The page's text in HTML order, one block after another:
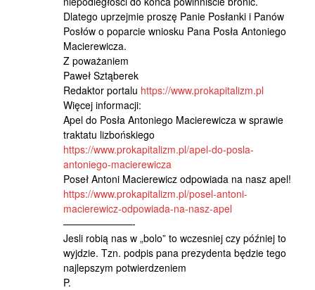
Dlatego uprzejmie proszę Panie Posłanki i Panów
Posłów o poparcie wniosku Pana Posła Antoniego
Macierewicza.
Z poważaniem
Paweł Sztąberek
Redaktor portalu https://www.prokapitalizm.pl
Więcej informacji:
Apel do Posła Antoniego Macierewicza w sprawie
traktatu lizbońskiego
https://www.prokapitalizm.pl/apel-do-posla-
antoniego-macierewicza
Poseł Antoni Macierewicz odpowiada na nasz apel!
https://www.prokapitalizm.pl/posel-antoni-
macierewicz-odpowiada-na-nasz-apel
———————-
Jesli robią nas w „bolo” to wczesniej czy później to
wyjdzie. Tzn. podpis pana prezydenta będzie tego
najlepszym potwierdzeniem
P.